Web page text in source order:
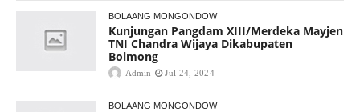
BOLAANG MONGONDOW
Kunjungan Pangdam XIII/Merdeka Mayjen
TNI Chandra Wijaya Dikabupaten
Bolmong
Admin Jul 24, 2024
BOLAANG MONGONDOW